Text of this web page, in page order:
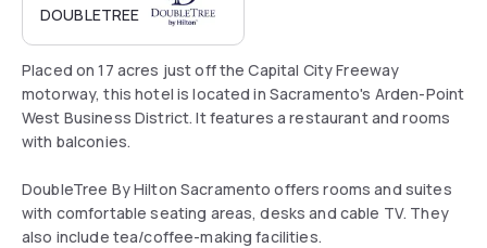
DOUBLETREE
Placed on 17 acres just off the Capital City Freeway
motorway, this hotel is located in Sacramento's Arden-Point
West Business District. It features a restaurant and rooms
with balconies.
DoubleTree By Hilton Sacramento offers rooms and suites
with comfortable seating areas, desks and cable TV. They
also include tea/coffee-making facilities.